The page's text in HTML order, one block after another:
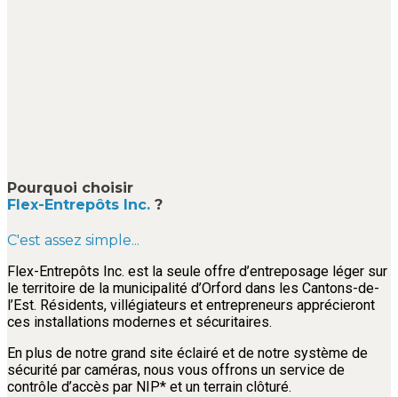
Pourquoi choisir
Flex-Entrepôts Inc. ?
C'est assez simple...
Flex-Entrepôts Inc. est la seule offre d’entreposage léger sur
le territoire de la municipalité d’Orford dans les Cantons-de-
l’Est. Résidents, villégiateurs et entrepreneurs apprécieront
ces installations modernes et sécuritaires.
En plus de notre grand site éclairé et de notre système de
sécurité par caméras, nous vous offrons un service de
contrôle d’accès par NIP* et un terrain clôturé.